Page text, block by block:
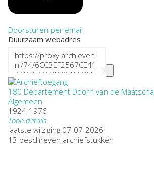
Doorsturen per email
Duurzaam webadres
180 Departement Doorn van de
Algemeen
1924-1976
Toon details
Datering:
1924-1976
laatste wijziging 07-07-2026
13 beschreven archiefstukken